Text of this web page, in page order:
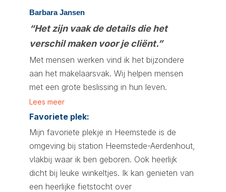
Barbara Jansen
“Het zijn vaak de details die het
verschil maken voor je cliënt.”
Met mensen werken vind ik het bijzondere
aan het makelaarsvak. Wij helpen mensen
met een grote beslissing in hun leven.
Lees meer
Favoriete plek:
Mijn favoriete plekje in Heemstede is de
omgeving bij station Heemstede-Aerdenhout,
vlakbij waar ik ben geboren. Ook heerlijk
dicht bij leuke winkeltjes. Ik kan genieten van
een heerlijke fietstocht over